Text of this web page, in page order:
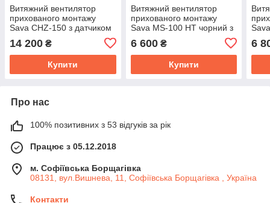
Витяжний вентилятор
прихованого монтажу
Sava CHZ-150 з датчиком
чорний
14 200 ₴
Купити
Витяжний вентилятор
прихованого монтажу
Sava MS-100 HT чорний з
таймером
6 600₴
Купити
6
Про нас
100% позитивних з 53 відгуків за рік
Працює з 05.12.2018
м. Софіївська Борщагівка
08131, вул.Вишнева, 11, Софіївська Борщагівка , Україна
Контакти